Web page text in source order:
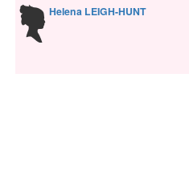
Helena LEIGH-HUNT